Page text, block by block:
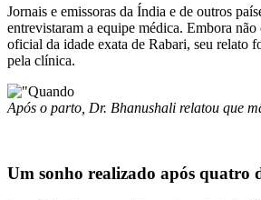
Jornais e emissoras da Índia e de outros
entrevistaram a equipe médica. Embora
oficial da idade exata de Rabari, seu relato
pela clínica.
Após o parto, Dr. Bhanushali relatou que
Um sonho realizado após quatro